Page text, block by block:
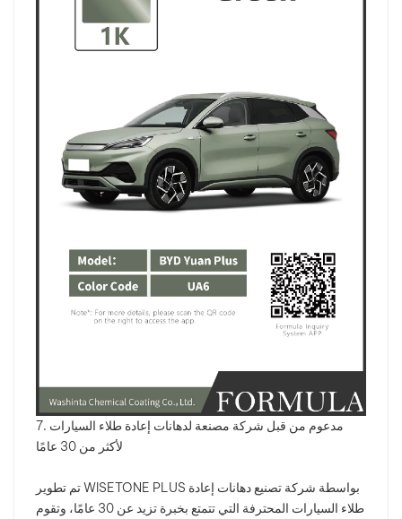
7. مدعوم من قبل شركة مصنعة لدهانات إعادة طلاء السيارات
لأكثر من 30 عامًا
تم تطوير WISETONE PLUS بواسطة شركة تصنيع دهانات إعادة
طلاء السيارات المحترفة التي تتمتع بخبرة تزيد عن 30 عامًا، وتقوم